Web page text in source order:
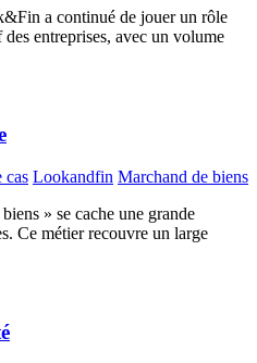
a continué de jouer un rôle
entreprises, avec un volume
cas Lookandfin Marchand de biens
» se cache une grande
Ce métier recouvre un large